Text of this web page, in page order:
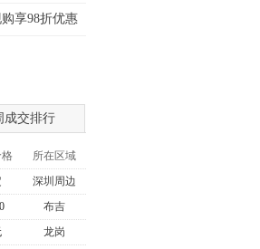
享98折优惠
成交排行
格
所在区域
深圳周边
布吉
龙岗